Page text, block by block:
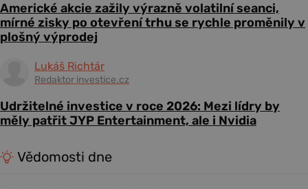
Americké akcie zažily výrazně volatilní seanci,
mírné zisky po otevření trhu se rychle proměnily v
plošný výprodej
Lukáš Richtár
Redaktor investice.cz
Udržitelné investice v roce 2026: Mezi lídry by
měly patřit JYP Entertainment, ale i Nvidia
Vědomosti dne